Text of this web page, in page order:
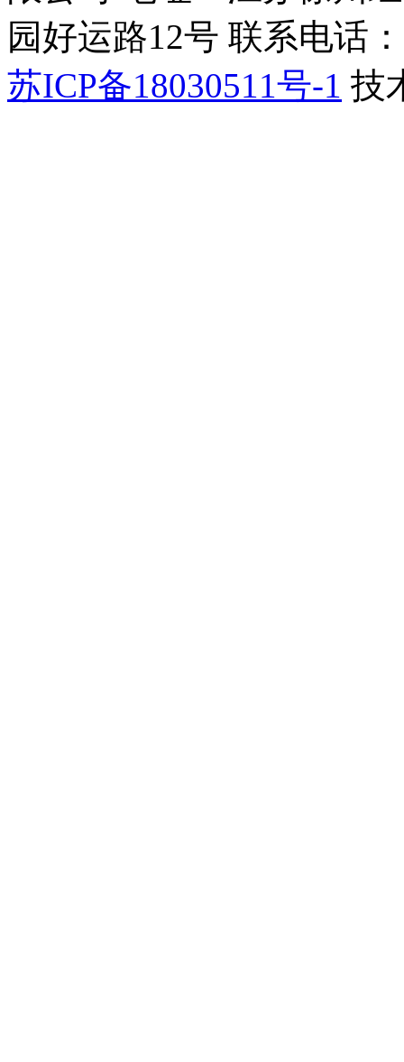
园好运路12号 联系电话
苏ICP备18030511号-1 技